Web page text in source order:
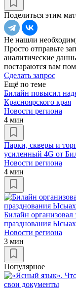
Поделиться этим
Не нашли
Просто отправьте
аналитические
постараются вам
Сделать запрос
Ещё по теме
Билайн повысил
Красноярского края
Новости региона
4 мин
Парки, скверы и
усиленный 4G от
Новости региона
4 мин
Билайн
празднования
Новости региона
3 мин
Популярное